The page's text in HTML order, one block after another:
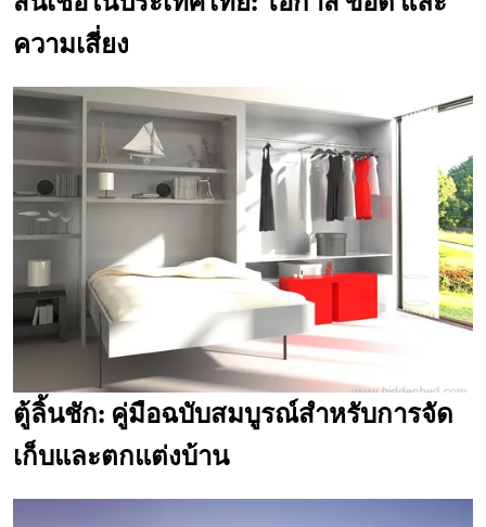
ความเสี่ยง
ตู้ลิ้นชัก: คู่มือฉบับสมบูรณ์สำหรับการจัด
เก็บและตกแต่งบ้าน